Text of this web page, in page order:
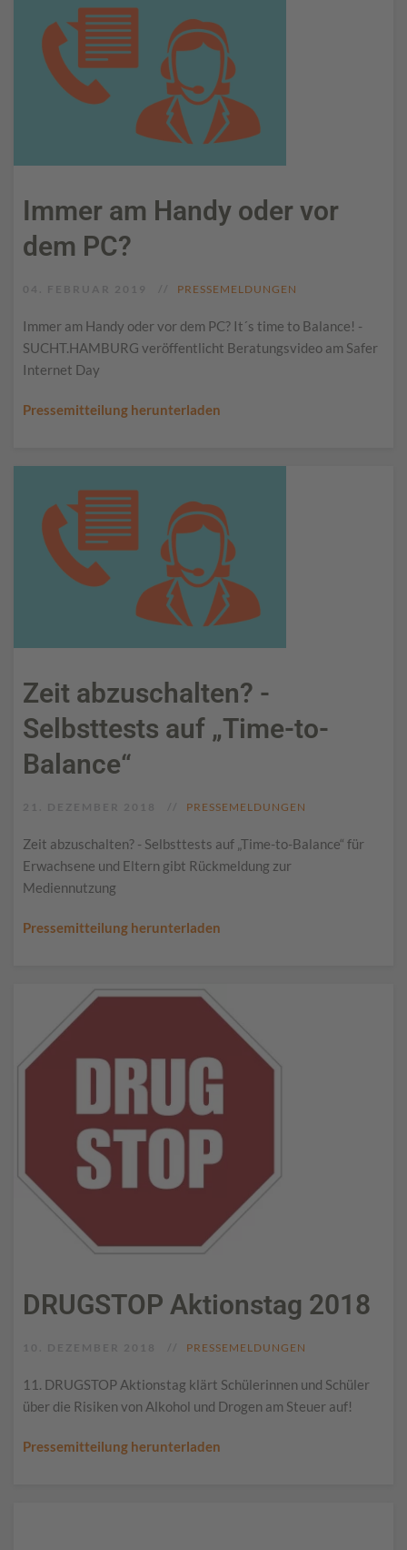
Immer am Handy oder vor
dem PC?
PRESSEMELDUNGEN
Immer am Handy oder vor dem PC? It´s time to Balance! -
SUCHT.HAMBURG veröffentlicht Beratungsvideo am Safer
Internet Day
Pressemitteilung herunterladen
Zeit abzuschalten? -
Selbsttests auf „Time-to-
Balance“
PRESSEMELDUNGEN
Zeit abzuschalten? - Selbsttests auf „Time-to-Balance“ für
Erwachsene und Eltern gibt Rückmeldung zur
Mediennutzung
Pressemitteilung herunterladen
DRUGSTOP Aktionstag 2018
PRESSEMELDUNGEN
11. DRUGSTOP Aktionstag klärt Schülerinnen und Schüler
über die Risiken von Alkohol und Drogen am Steuer auf!
Pressemitteilung herunterladen